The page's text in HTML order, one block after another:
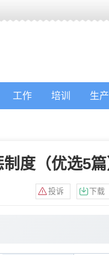
工作 培训 生产
度（优选5篇
投诉 下载